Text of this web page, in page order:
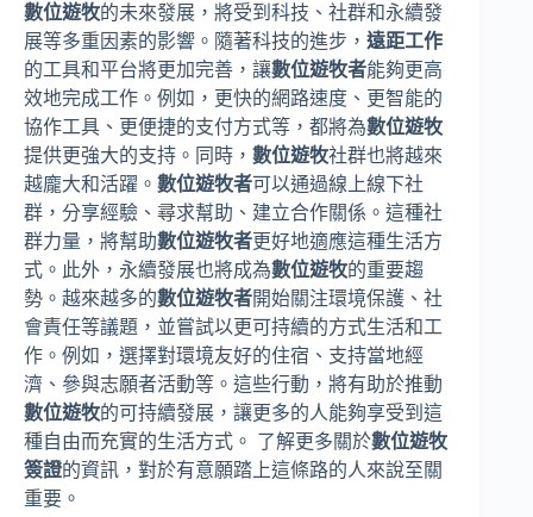
數位遊牧的未來發展，將受到科技、社群和永續發
展等多重因素的影響。隨著科技的進步， 遠距工作
的工具和平台將更加完善，讓數位遊牧者能夠更高
效地完成工作。例如，更快的網路速度、更智能的
協作工具、更便捷的支付方式等，都將為數位遊牧
提供更強大的支持。同時， 數位遊牧社群也將越來
越龐大和活躍。 數位遊牧者可以通過線上線下社
群，分享經驗、尋求幫助、建立合作關係。這種社
群力量，將幫助數位遊牧者更好地適應這種生活方
式。此外，永續發展也將成為數位遊牧的重要趨
勢。越來越多的數位遊牧者開始關注環境保護、社
會責任等議題，並嘗試以更可持續的方式生活和工
作。例如，選擇對環境友好的住宿、支持當地經
濟、參與志願者活動等。這些行動，將有助於推動
數位遊牧的可持續發展，讓更多的人能夠享受到這
種自由而充實的生活方式。 了解更多關於數位遊牧
簽證的資訊，對於有意願踏上這條路的人來說至關
重要。